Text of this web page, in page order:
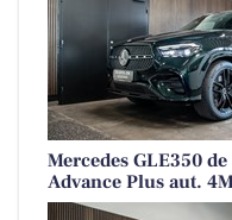
Mercedes GLE350
Advance Plus aut.